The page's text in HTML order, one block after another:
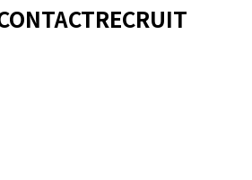
RECRUIT